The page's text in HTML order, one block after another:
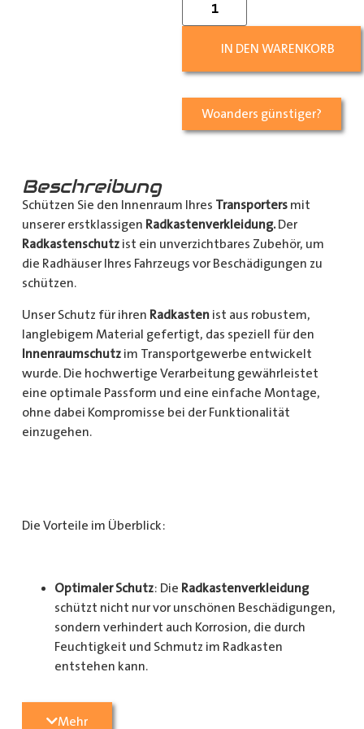
IN DEN WARENKORB
Woanders günstiger?
Beschreibung
Schützen Sie den Innenraum Ihres Transportersmit
unserer erstklassigen Radkastenverkleidung.Der
Radkastenschutzist ein unverzichtbares Zubehör, um
die Radhäuser Ihres Fahrzeugs vor Beschädigungen zu
schützen.
Unser Schutz für ihren Radkastenist aus robustem,
langlebigem Material gefertigt, das speziell für den
Innenraumschutzim Transportgewerbe entwickelt
wurde. Die hochwertige Verarbeitung gewährleistet
eine optimale Passform und eine einfache Montage,
ohne dabei Kompromisse bei der Funktionalität
einzugehen.
Die Vorteile im Überblick:
Optimaler Schutz: Die Radkastenverkleidung
schützt nicht nur vor unschönen Beschädigungen,
sondern verhindert auch Korrosion, die durch
Feuchtigkeit und Schmutz im Radkasten
entstehen kann.
Langlebigkeit
Mehr